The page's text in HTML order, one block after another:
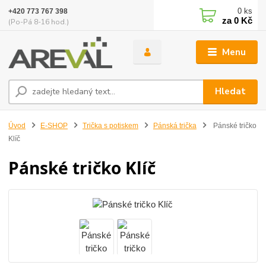
Menu
Hledat
+420 773 767 398
(Po-Pá 8-16 hod.)
0 ks
za0 Kč
Úvod E-SHOP Trička s potiskem Pánská trička
Pánské tričko
Klíč
Pánské tričko Klíč